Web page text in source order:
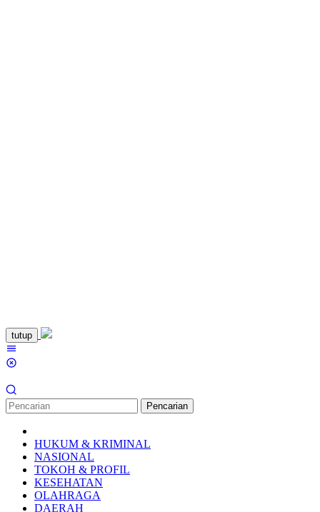
Loncat
ke
konten
tutup
Pencarian
HUKUM & KRIMINAL
NASIONAL
TOKOH & PROFIL
KESEHATAN
OLAHRAGA
DAERAH